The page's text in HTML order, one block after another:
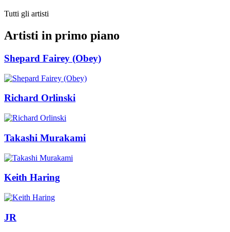
Tutti gli artisti
Artisti in primo piano
Shepard Fairey (Obey)
Richard Orlinski
Takashi Murakami
Keith Haring
JR